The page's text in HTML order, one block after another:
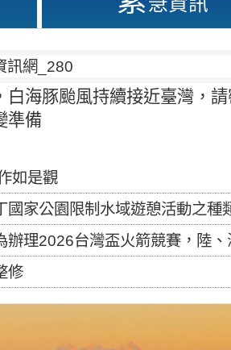
海豚颱風持續接近臺灣，請
準備
如是觀
制水域遊憩活動之種類、範圍、時間及行為」，自即日
盃火箭競賽，陸、海、空域警戒及協調相關事宜，因颱風
修